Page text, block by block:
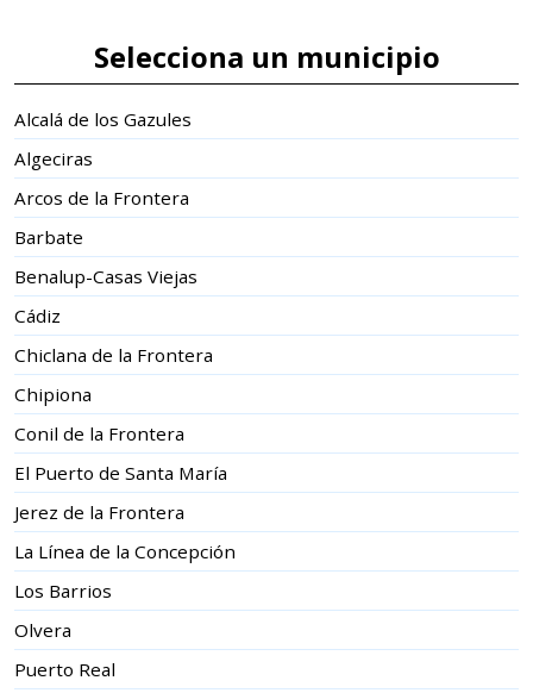
Selecciona un municipio
Alcalá de los Gazules
Algeciras
Arcos de la Frontera
Barbate
Benalup-Casas Viejas
Cádiz
Chiclana de la Frontera
Chipiona
Conil de la Frontera
El Puerto de Santa María
Jerez de la Frontera
La Línea de la Concepción
Los Barrios
Olvera
Puerto Real